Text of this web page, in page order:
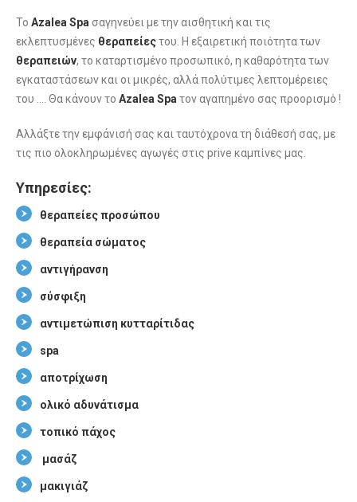
Το Azalea Spa σαγηνεύει με την αισθητική και τις
εκλεπτυσμένες θεραπείεςτου. Η εξαιρετική ποιότητα των
θεραπειών, το καταρτισμένο προσωπικό, η καθαρότητα των
εγκαταστάσεων και οι μικρές, αλλά πολύτιμες λεπτομέρειες
του …. Θα κάνουν το Azalea Spaτον αγαπημένο σας προορισμό !
Αλλάξτε την εμφάνισή σας και ταυτόχρονα τη διάθεσή σας, με
τις πιο ολοκληρωμένες αγωγές στις prive καμπίνες μας.
Υπηρεσίες:
θεραπείες προσώπου
θεραπεία σώματος
αντιγήρανση
σύσφιξη
αντιμετώπιση κυτταρίτιδας
spa
αποτρίχωση
ολικό αδυνάτισμα
τοπικό πάχος
μασάζ
μακιγιάζ